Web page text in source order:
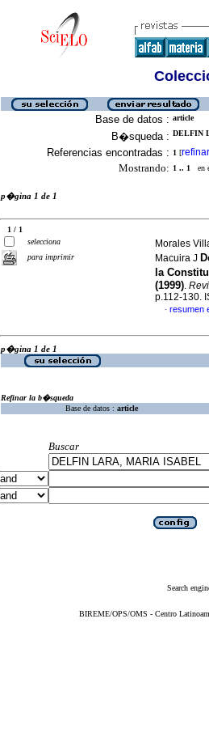
Base de datos : article
B�squeda : DELFIN
Referencias encontradas : 1 [refinar
Mostrando: 1 .. 1 en
p�gina 1 de 1
1 / 1
selecciona
para imprimir
Morales
Macuira J
la
(1999).
p.112-130.
· resumen
p�gina 1 de 1
Refinar la b�squeda
Base de datos : article
Buscar
Search
BIREME/OPS/OMS - Centro